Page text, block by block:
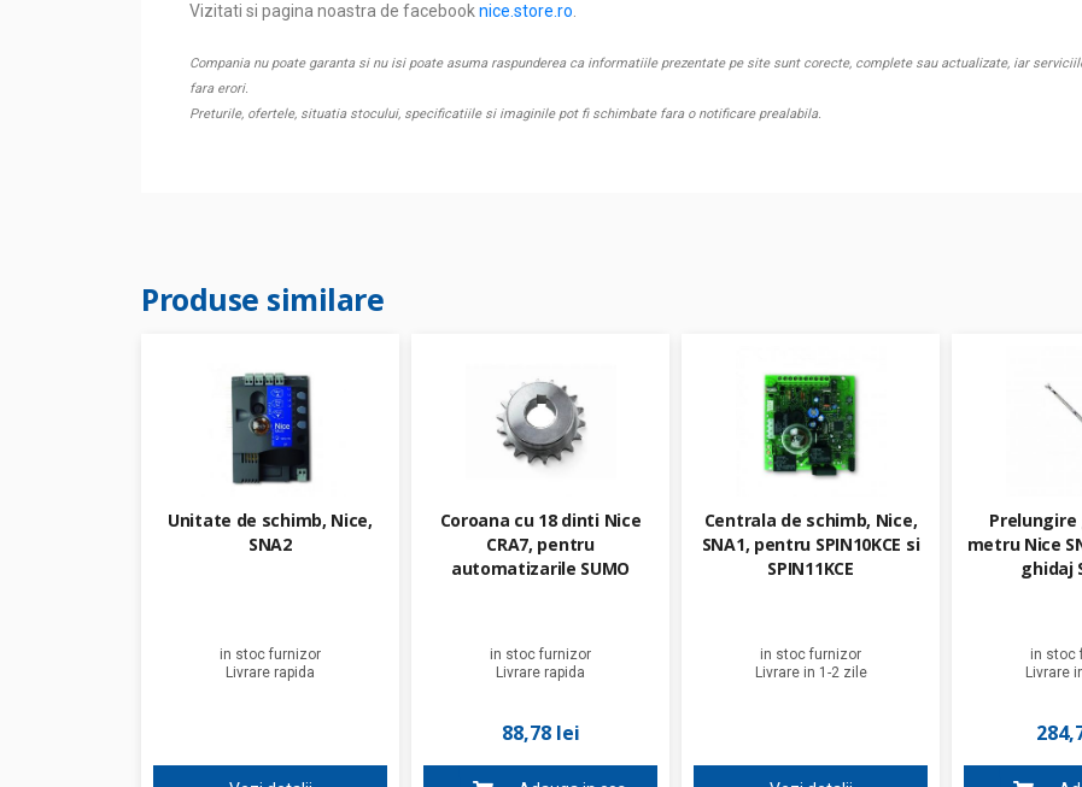
Vizitati si pagina noastra de facebooknice.store.ro
Compania nu poate garanta si nu isi poate asuma raspunderea ca informatiile prezentate pe site sunt corecte, complete sau actualizate, iar
fara erori.
Preturile, ofertele, situatia stocului, specificatiile si imaginile pot fi schimbate fara o notificare prealabila.
Produse similare
Unitate de schimb, Nice,
SNA2
in stoc furnizor
Livrare rapida
Coroana cu 18 dinti Nice
CRA7, pentru
automatizarile SUMO
in stoc furnizor
Livrare rapida
88,78 lei
Centrala de schimb, Nice,
SNA1, pentru SPIN10KCE si
SPIN11KCE
in stoc furnizor
Livrare in 1-2 zile
Prelungire
metru Nice
ghidaj
in stoc
Livrare